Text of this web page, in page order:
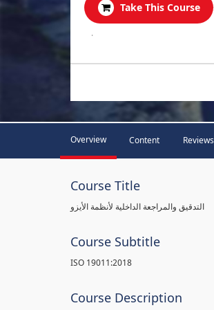
Take This Course
.
Overview Content Reviews
Course Title
التدقيق والمراجعة الداخلية لأنظمة الأيزو
Course Subtitle
ISO 19011:2018
Course Description